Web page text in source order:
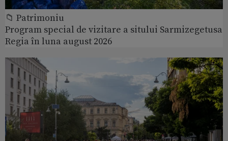
📁 Patrimoniu
Program special de vizitare a sitului Sarmizegetusa
Regia în luna august 2026